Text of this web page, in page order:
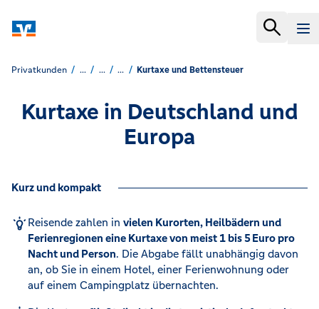
Privatkunden ... ... ... Kurtaxe und Bettensteuer
Kurtaxe in Deutschland und
Europa
Kurz und kompakt
Reisende zahlen in vielen Kurorten, Heilbädern und
Ferienregionen eine Kurtaxe von meist 1 bis 5 Euro pro
Nacht und Person. Die Abgabe fällt unabhängig davon
an, ob Sie in einem Hotel, einer Ferienwohnung oder
auf einem Campingplatz übernachten.